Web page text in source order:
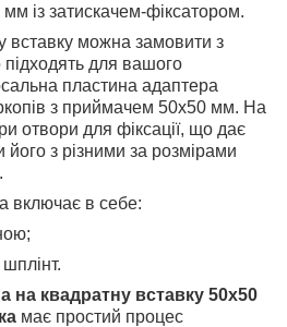
із затискачем-фіксатором.
вставку можна замовити з
для вашого
пластина адаптера
з приймачем 50х50 мм. На
отвори для фіксації, що дає
його з різними за розмірами
включає в себе:
на квадратну вставку 50х50
має простий процес